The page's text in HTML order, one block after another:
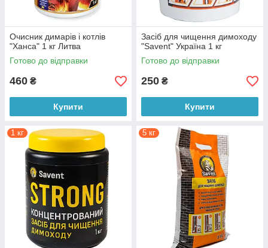
Очисник димарів і котлів
"Ханса" 1 кг Литва
Готово до відправки
460 ₴
Купити
Засіб для чищення димоходу
"Savent" Україна 1 кг
Готово до відправки
250 ₴
Купити
1 кг 5 кг